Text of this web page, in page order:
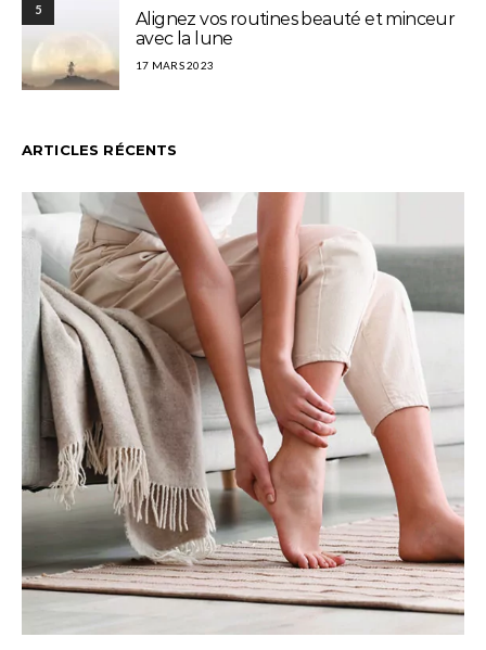
5
Alignez vos routines beauté et minceur
avec la lune
17 MARS 2023
ARTICLES RÉCENTS